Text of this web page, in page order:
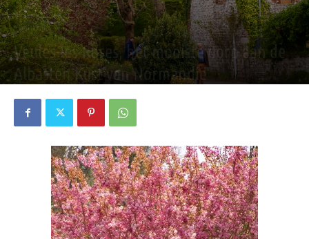
Frankrijk
Veules-les-Roses, het mooiste dorp aan de
Albasten Kust van Normandië